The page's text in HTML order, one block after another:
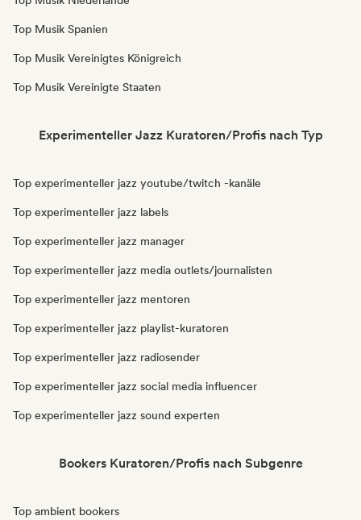
Top Musik Spanien
Top Musik Vereinigtes Königreich
Top Musik Vereinigte Staaten
Experimenteller Jazz Kuratoren/Profis nach Typ
Top experimenteller jazz youtube/twitch -kanäle
Top experimenteller jazz labels
Top experimenteller jazz manager
Top experimenteller jazz media outlets/journalisten
Top experimenteller jazz mentoren
Top experimenteller jazz playlist-kuratoren
Top experimenteller jazz radiosender
Top experimenteller jazz social media influencer
Top experimenteller jazz sound experten
Bookers Kuratoren/Profis nach Subgenre
Top ambient bookers